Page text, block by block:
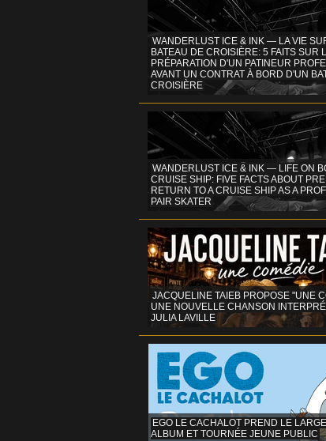
WANDERLUST ICE & INK — LA VIE
BATEAU DE CROISIÈRE: 5 FAITS SUR
PRÉPARATION D'UN PATINEUR
AVANT UN CONTRAT À BORD D'UN
CROISIÈRE
WANDERLUST ICE & INK — LIFE ON
CRUISE SHIP: FIVE FACTS ABOUT
RETURN TO A CRUISE SHIP AS A
PAIR SKATER
JACQUELINE TAIEB PROPOSE "UNE
UNE NOUVELLE CHANSON
JULIA LAVILLE
EGO LE CACHALOT PREND LE
ALBUM ET TOURNÉE JEUNE PUBLIC